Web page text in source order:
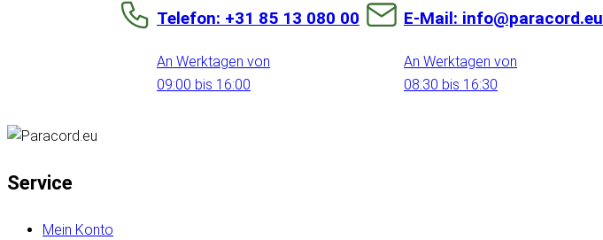
Telefon: +31 85 13 080 00
An Werktagen von
09:00 bis 16:00
E-Mail: info@paracord.eu
An Werktagen von
08:30 bis 16:30
Service
Mein Konto